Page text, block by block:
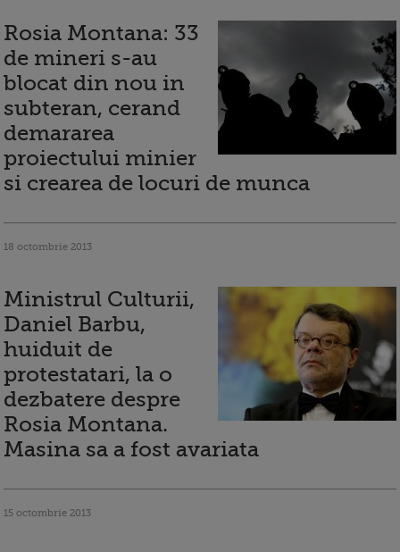
Rosia Montana: 33
de mineri s-au
blocat din nou in
subteran, cerand
demararea
proiectului minier
si crearea de locuri de munca
18 octombrie 2013
Ministrul Culturii,
Daniel Barbu,
huiduit de
protestatari, la o
dezbatere despre
Rosia Montana.
Masina sa a fost avariata
15 octombrie 2013